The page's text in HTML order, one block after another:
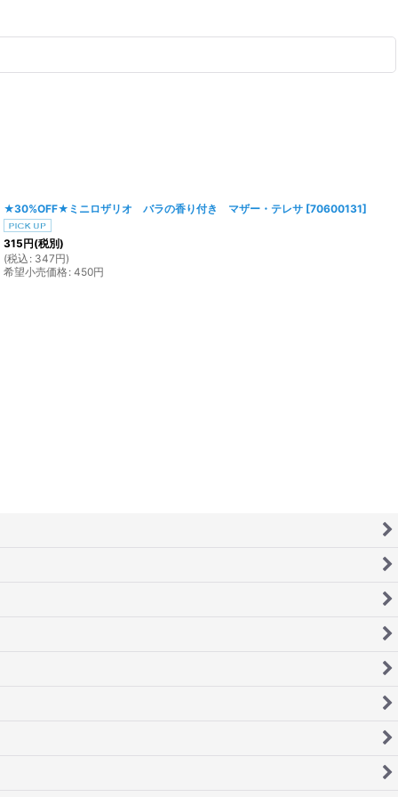
★30%OFF★ミニロザリオ バラの香り付き マザー・テレサ [70600131]
315円(税別)
(税込 : 347円)
希望小売価格: 450円